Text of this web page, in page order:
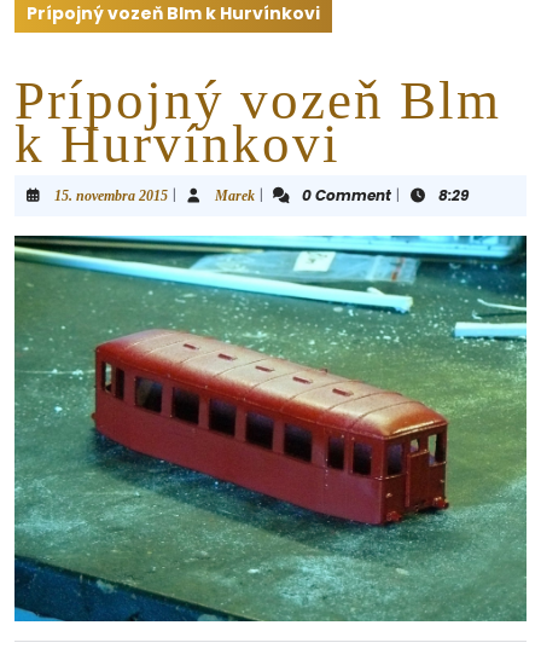
Prípojný vozeň Blm k Hurvínkovi
Prípojný vozeň Blm
k Hurvínkovi
15. novembra 2015 | Marek | 0 Comment | 8:29